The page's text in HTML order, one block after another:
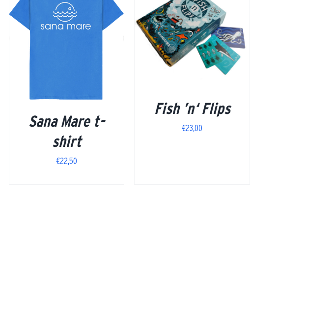
Sana Mare t-
shirt
€22,50
Fish ’n‘ Flips
€23,00